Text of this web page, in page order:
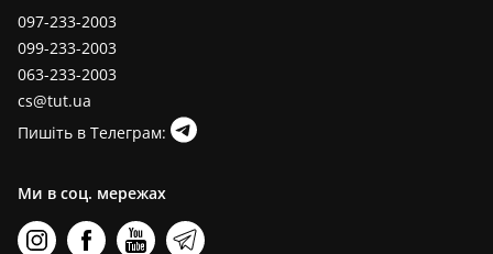
097-233-2003
099-233-2003
063-233-2003
cs@tut.ua
Пишіть в Телеграм:
Ми в соц. мережах